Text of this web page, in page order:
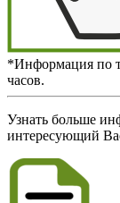
*Информация по
часов.
Узнать больше
интересующий